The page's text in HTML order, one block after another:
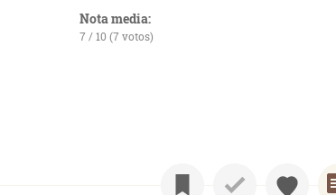
Nota media:
7 / 10 (7 votos)